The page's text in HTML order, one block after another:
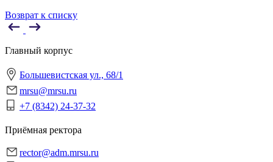
Возврат к списку
Главный корпус
Большевистская ул., 68/1
mrsu@mrsu.ru
+7 (8342) 24-37-32
Приёмная ректора
rector@adm.mrsu.ru